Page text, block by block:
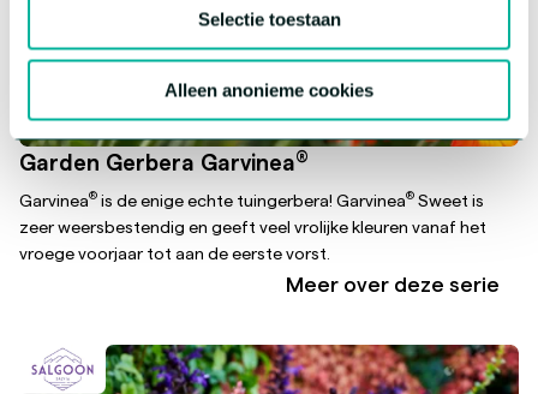
Selectie toestaan
Alleen anonieme cookies
Garden Gerbera Garvinea®
Garvinea® is de enige echte tuingerbera! Garvinea® Sweet is
zeer weersbestendig en geeft veel vrolijke kleuren vanaf het
vroege voorjaar tot aan de eerste vorst.
Meer over deze serie